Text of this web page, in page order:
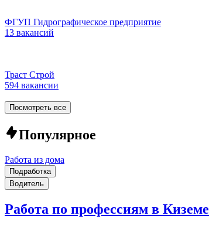
ФГУП Гидрографическое предприятие
13 вакансий
Траст Строй
594 вакансии
Посмотреть все
Популярное
Работа из дома
Подработка
Водитель
Работа по профессиям в Киземе